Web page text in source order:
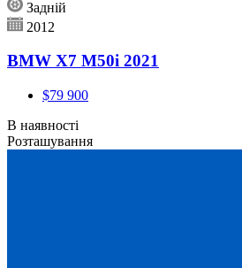
Задній
2012
BMW X7 M50i 2021
$79 900
В наявності
Розташування